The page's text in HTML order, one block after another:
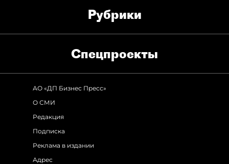
Рубрики
Спец­проекты
АО «ДП Бизнес Пресс»
О СМИ
Редакция
Подписка
Реклама в издании
Адрес